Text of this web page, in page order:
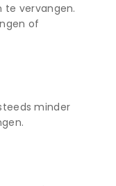
te vervangen.
of
minder